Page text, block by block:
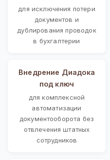
для исключения потери
документов и
дублирования проводок
в бухгалтерии
Внедрение Диадока
под ключ
для комплексной
автоматизации
документооборота без
отвлечения штатных
сотрудников